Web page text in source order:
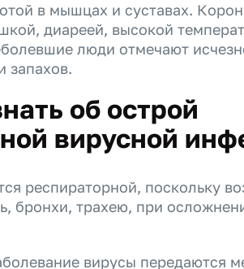
в мышцах и суставах.
диареей, высокой
люди отмечают
запахов.
об острой
вирусной
респираторной, поскольку
бронхи, трахею, при
вирусы передаются